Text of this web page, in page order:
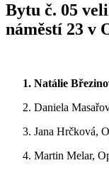
Bytu č. 05
náměstí 23 v
1. Natálie
2. Daniela
3. Jana Hrčková,
4. Martin Melar,